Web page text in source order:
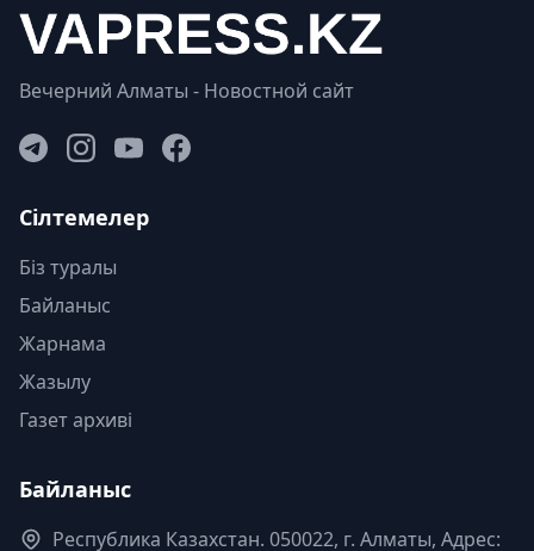
Вечерний Алматы - Новостной сайт
Сілтемелер
Біз туралы
Байланыс
Жарнама
Жазылу
Газет архиві
Байланыс
Республика Казахстан. 050022, г. Алматы, Адрес: